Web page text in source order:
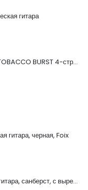
гитара
JACKSON JS2 SPECTRA - TOBACCO BURST 4-струнная бас-гитара
гитара, черная, Foix
FFG-1040SB Акустическая гитара, санберст, с вырезом, Foix